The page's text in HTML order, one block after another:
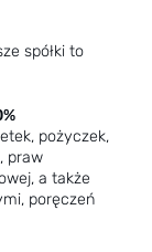
spółki to
pożyczek,
praw
a także
poręczeń